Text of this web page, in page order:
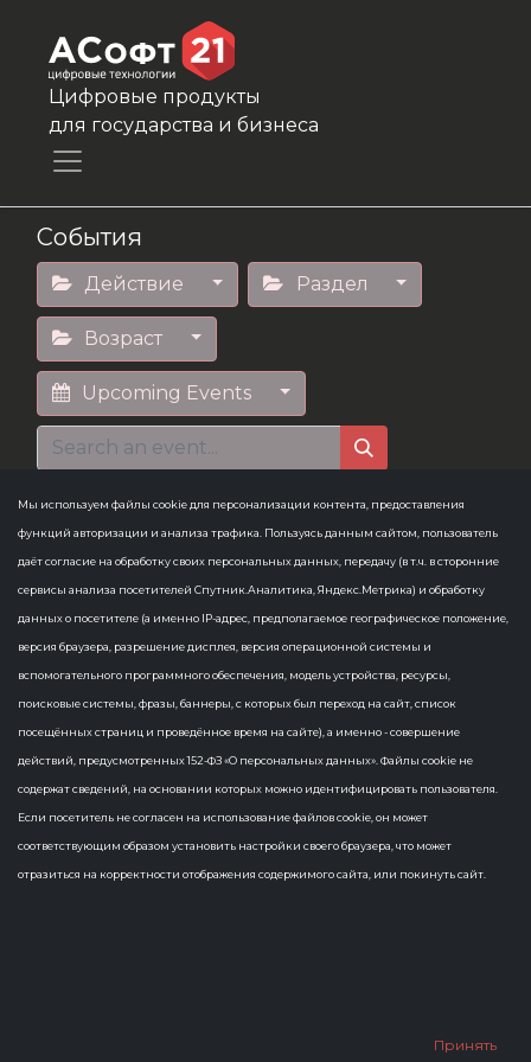
Цифровые продукты
для государства и бизнеса
События
Действие Раздел
Возраст
Upcoming Events
Конференция
События не найдены
Мы используем файлы cookie для персонализации контента, предоставления
функций авторизации и анализа трафика. Пользуясь данным сайтом, пользователь
даёт согласие на обработку своих персональных данных, передачу (в т.ч. в сторонние
сервисы анализа посетителей Спутник.Аналитика, Яндекс.Метрика) и обработку
данных о посетителе (а именно IP-адрес, предполагаемое географическое положение,
версия браузера, разрешение дисплея, версия операционной системы и
вспомогательного программного обеспечения, модель устройства, ресурсы,
поисковые системы, фразы, баннеры, с которых был переход на сайт, список
посещённых страниц и проведённое время на сайте), а именно - совершение
действий, предусмотренных 152-ФЗ «О персональных данных». Файлы cookie не
содержат сведений, на основании которых можно идентифицировать пользователя.
Если посетитель не согласен на использование файлов cookie, он может
соответствующим образом установить настройки своего браузера, что может
отразиться на корректности отображения содержимого сайта, или покинуть сайт.
Принять